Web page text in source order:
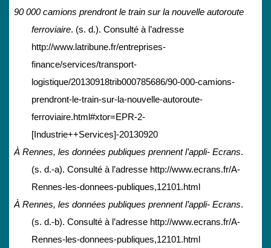
90 000 camions prendront le train sur la nouvelle autoroute
ferroviaire. (s. d.). Consulté à l’adresse
http://www.latribune.fr/entreprises-
finance/services/transport-
logistique/20130918trib000785686/90-000-camions-
prendront-le-train-sur-la-nouvelle-autoroute-
ferroviaire.html#xtor=EPR-2-
[Industrie++Services]-20130920
À Rennes, les données publiques prennent l’appli- Ecrans.
(s. d.-a). Consulté à l’adresse http://www.ecrans.fr/A-
Rennes-les-donnees-publiques,12101.html
À Rennes, les données publiques prennent l’appli- Ecrans.
(s. d.-b). Consulté à l’adresse http://www.ecrans.fr/A-
Rennes-les-donnees-publiques,12101.html